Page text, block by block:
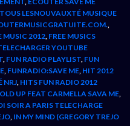
LESNOUVAUXTÉ MUSIQUE
,
MUSIC 2012, FREE MUSICS
YOUTUBE
, FUN RADIO PLAYLIST, FUN
, FUNRADIO:SAVE ME, HIT 2012
NRJ, HITS FUN RADIO 2012
UP FEAT CARMELLA SAVA ME,
SOIR A PARIS TELECHARGE
, IN MY MIND (GREGORY TREJO